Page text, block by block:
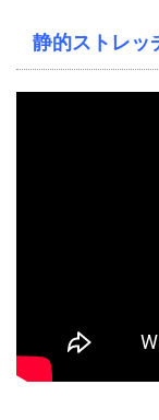
静的ストレッ
こちらの動画を